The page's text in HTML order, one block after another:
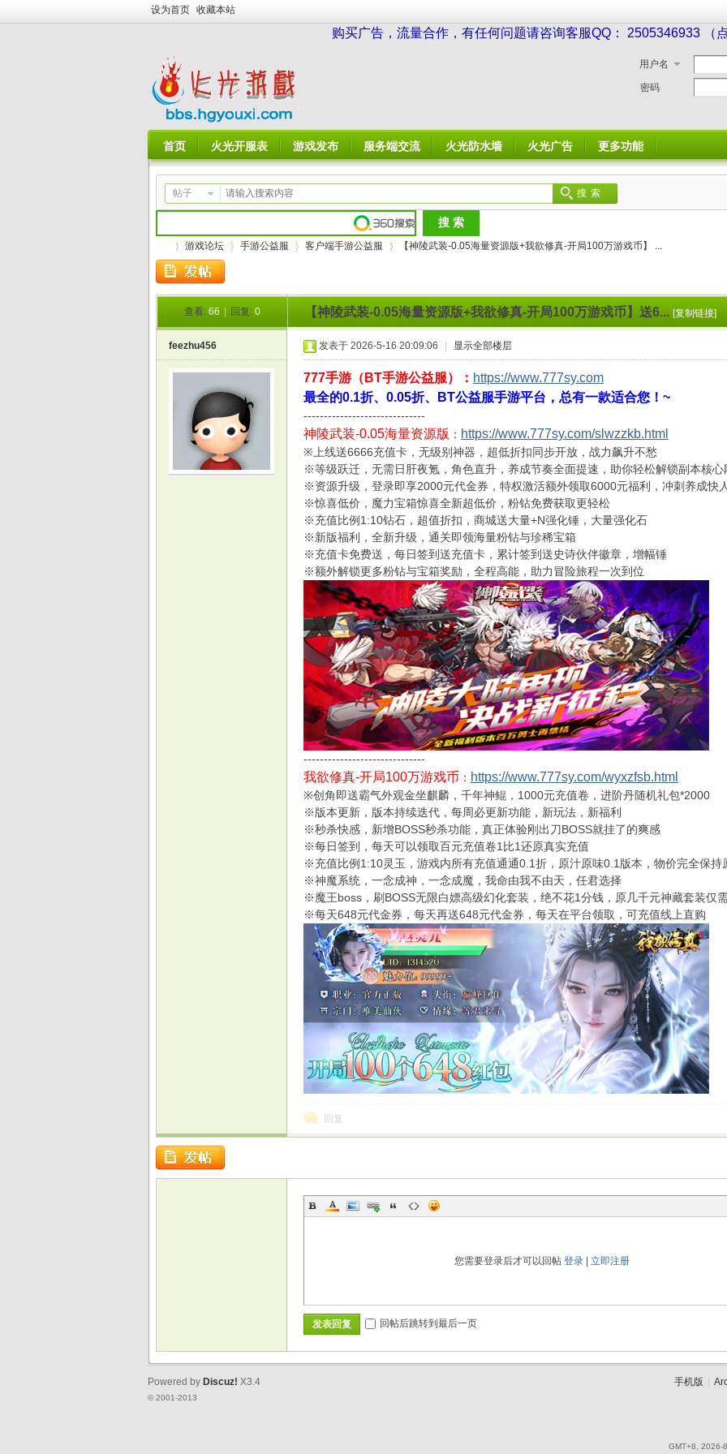
设为首页 收藏本站
购买广告，流量合作，有任何问题请咨询客服QQ： 2505346933 （
用户名
密码
首页 火光开服表 游戏发布 服务端交流 火光防水墙 火光广告 更多功能
帖子 搜索
游戏论坛
›
手游公益服 客户端手游公益服
›
【神陵武装-0.05海量资源版+我欲修真-开局100万游戏币】 ...
查看: 66 回复: 0 【神陵武装-0.05海量资源版+我欲修真-开局100万游戏币】送6... [复制链接]
feezhu456 发表于 2026-5-16 20:09:06 显示全部楼层
777手游（BT手游公益服）： https://www.777sy.com
最全的0.1折、0.05折、BT公益服手游平台，总有一款适合您！~
------------------------------
神陵武装-0.05海量资源版 ： https://www.777sy.com/slwzzkb.html
※上线送6666充值卡，无级别神器，超低折扣同步开放，战力飙升不愁
※等级跃迁，无需日肝夜氪，角色直升，养成节奏全面提速，助你轻松解锁副本核心
※资源升级，登录即享2000元代金券，特权激活额外领取6000元福利，冲刺养成快
※惊喜低价，魔力宝箱惊喜全新超低价，粉钻免费获取更轻松
※充值比例1:10钻石，超值折扣，商城送大量+N强化锤，大量强化石
※新版福利，全新升级，通关即领海量粉钻与珍稀宝箱
※充值卡免费送，每日签到送充值卡，累计签到送史诗伙伴徽章，增幅锤
※额外解锁更多粉钻与宝箱奖励，全程高能，助力冒险旅程一次到位
------------------------------
我欲修真-开局100万游戏币 ： https://www.777sy.com/wyxzfsb.html
※创角即送霸气外观金坐麒麟，千年神鲲，1000元充值卷，进阶丹随机礼包*2000
※版本更新，版本持续迭代，每周必更新功能，新玩法，新福利
※秒杀快感，新增BOSS秒杀功能，真正体验刚出刀BOSS就挂了的爽感
※每日签到，每天可以领取百元充值卷1比1还原真实充值
※充值比例1:10灵玉，游戏内所有充值通通0.1折，原汁原味0.1版本，物价完全保持
※神魔系统，一念成神，一念成魔，我命由我不由天，任君选择
※魔王boss，刷BOSS无限白嫖高级幻化套装，绝不花1分钱，原几千元神藏套装仅
※每天648元代金券，每天再送648元代金券，每天在平台领取，可充值线上直购
回复
您需要登录后才可以回帖 登录| 立即注册
发表回复 回帖后跳转到最后一页
手机版
GMT+8, 2026-
Powered by Discuz! X3.4
© 2001-2013